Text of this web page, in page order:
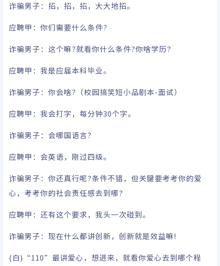
诈骗男子： 招，招，招，大大地招。
应聘甲：你们需要什么条件?
诈骗男子：这个嘛?就看你什么条件?你啥学历?
应聘甲：我是应届本科毕业。
诈骗男子：你会啥? （校园搞笑短小品剧本-面试）
应聘甲：我会打字，每分钟30个字。
诈骗男子：会哪国语言?
应聘甲：会英语，刚过四级。
诈骗男子：你还真行呢?条件不错，但关键要考考你的爱
心，考考你的社会责任感去到哪?
应聘甲： 还有这个要求，我头一次碰到。
诈骗男子：现在什么都讲创新，创新就是效益嘛!
(白)“110”最讲爱心，想进来，就看你爱心去到哪个程